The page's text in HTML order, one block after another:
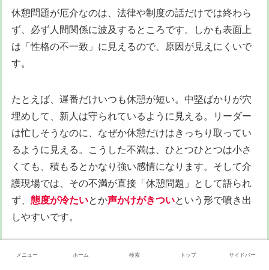
休憩問題が厄介なのは、法律や制度の話だけでは終わら
ず、必ず人間関係に波及するところです。しかも表面上
は「性格の不一致」に見えるので、原因が見えにくいで
す。
たとえば、遅番だけいつも休憩が短い。中堅ばかりが穴
埋めして、新人は守られているように見える。リーダー
は忙しそうなのに、なぜか休憩だけはきっちり取ってい
るように見える。こうした不満は、ひとつひとつは小さ
くても、積もるとかなり強い感情になります。そして介
護現場では、その不満が直接「休憩問題」として語られ
ず、 態度が冷たいとか声かけがきついという形で噴き出
しやすいです。
実際の現場では、性格が悪いというより、回復できてい
メニュー ホーム 検索 トップ サイドバー